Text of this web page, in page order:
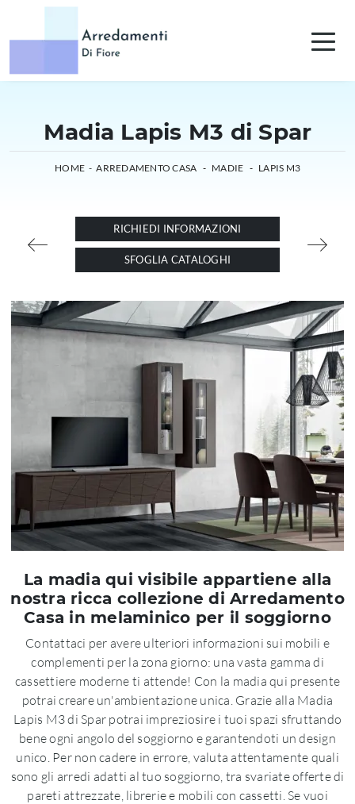
Madia Lapis M3 di Spar
HOME - ARREDAMENTO CASA - MADIE - LAPIS M3
RICHIEDI INFORMAZIONI
SFOGLIA CATALOGHI
La madia qui visibile appartiene alla
nostra ricca collezione di Arredamento
Casa in melaminico per il soggiorno
Contattaci per avere ulteriori informazioni sui mobili e
complementi per la zona giorno: una vasta gamma di
cassettiere moderne ti attende! Con la madia qui presente
potrai creare un'ambientazione unica. Grazie alla Madia
Lapis M3 di Spar potrai impreziosire i tuoi spazi sfruttando
bene ogni angolo del soggiorno e garantendoti un design
unico. Per non cadere in errore, valuta attentamente quali
sono gli arredi adatti al tuo soggiorno, tra svariate offerte di
pareti attrezzate, librerie e mobili con cassetti. Se vuoi